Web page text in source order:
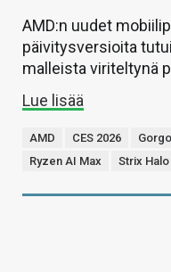
AMD:n uudet
päivitysversioita
malleista viriteltynä
Lue lisää
AMD CES 2026
Ryzen AI Max
Strix Halo